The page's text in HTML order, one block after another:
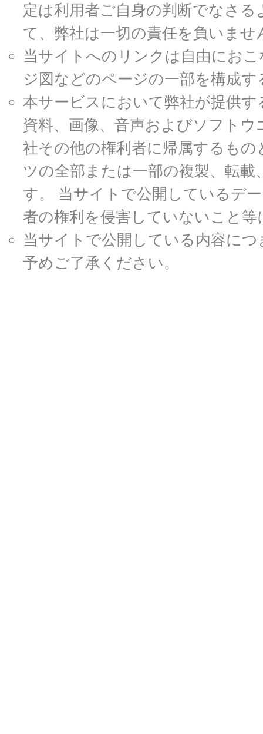
定は利用者ご自身の判断でなさ
て、弊社は一切の責任を負いませ
当サイトへのリンクは自由にお
ジ図などのページの一部を構成
本サービスにおいて弊社が提供
資料、画像、音声およびソフト
社その他の権利者に帰属するも
ツの全部または一部の複製、転
す。 当サイトで公開しているデ
者の権利を侵害していないこと
当サイトで公開している内容に
予めご了承ください。